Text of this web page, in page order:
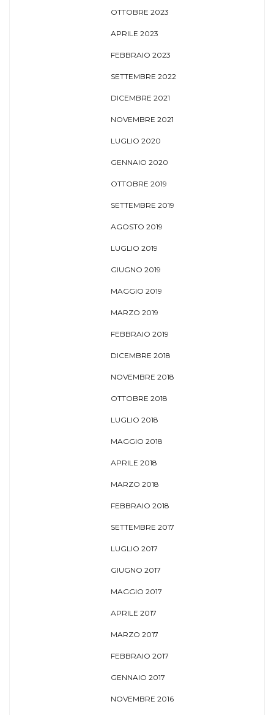
OTTOBRE 2023
APRILE 2023
FEBBRAIO 2023
SETTEMBRE 2022
DICEMBRE 2021
NOVEMBRE 2021
LUGLIO 2020
GENNAIO 2020
OTTOBRE 2019
SETTEMBRE 2019
AGOSTO 2019
LUGLIO 2019
GIUGNO 2019
MAGGIO 2019
MARZO 2019
FEBBRAIO 2019
DICEMBRE 2018
NOVEMBRE 2018
OTTOBRE 2018
LUGLIO 2018
MAGGIO 2018
APRILE 2018
MARZO 2018
FEBBRAIO 2018
SETTEMBRE 2017
LUGLIO 2017
GIUGNO 2017
MAGGIO 2017
APRILE 2017
MARZO 2017
FEBBRAIO 2017
GENNAIO 2017
NOVEMBRE 2016